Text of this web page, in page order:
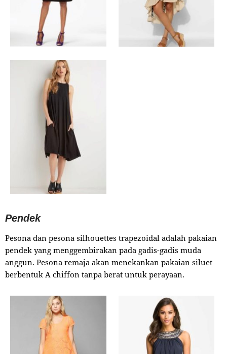
Pendek
Pesona dan pesona silhouettes trapezoidal adalah pakaian
pendek yang menggembirakan pada gadis-gadis muda
anggun. Pesona remaja akan menekankan pakaian siluet
berbentuk A chiffon tanpa berat untuk perayaan.